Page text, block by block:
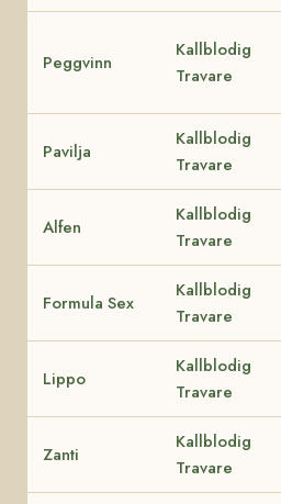
Peggvinn
Kallblodig
Travare
Pavilja
Kallblodig
Travare
Alfen
Kallblodig
Travare
Formula Sex
Kallblodig
Travare
Lippo
Kallblodig
Travare
Zanti
Kallblodig
Travare